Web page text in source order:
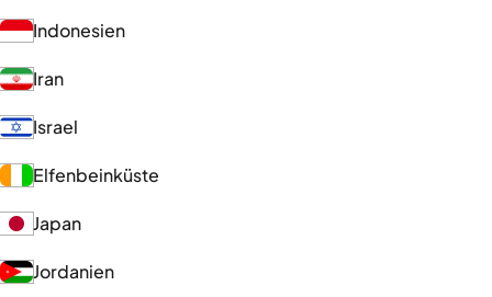
Indonesien
Iran
Israel
Elfenbeinküste
Japan
Jordanien